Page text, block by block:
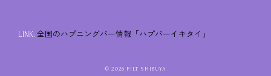
LINK: 全国のハプニングバー情報「ハプバーイキタイ」
© 2026 FILT SHIBUYA